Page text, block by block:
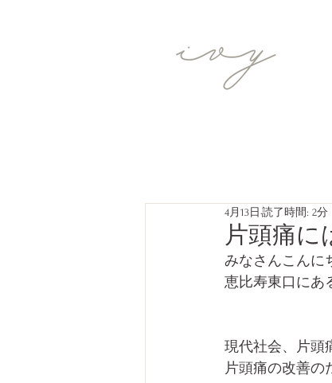
片頭痛に
4月13日 読了時間: 2分
みなさんこんに
恵比寿東口にあ
現代社会、片頭
片頭痛の改善の